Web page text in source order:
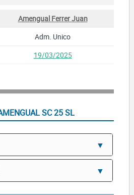
Amengual Ferrer Juan
Adm. Unico
19/03/2025
SC 25 SL